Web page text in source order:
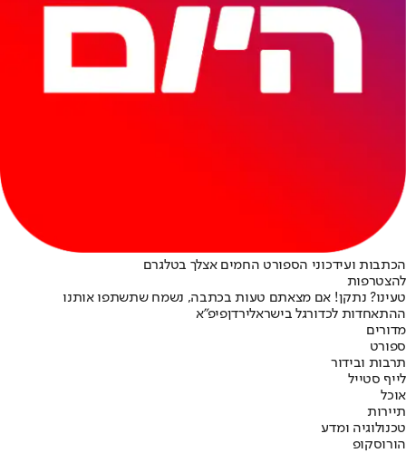
הכתבות ועידכוני הספורט החמים אצלך בטלגרם
להצטרפות
טעינו? נתקן! אם מצאתם טעות בכתבה, נשמח שתשתפו אותנו
ההתאחדות לכדורגל בישראלירדןפיפ"א
מדורים
ספורט
תרבות ובידור
לייף סטייל
אוכל
תיירות
טכנולוגיה ומדע
הורוסקופ